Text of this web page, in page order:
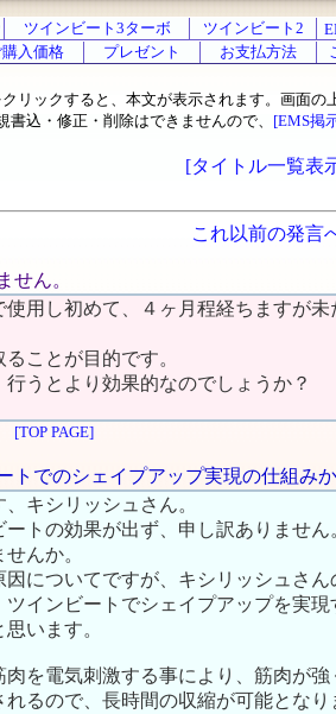
ツインビート3ターボ ツインビート2
購入価格
プレゼント お支払方法
リックすると、本文が表示されます。画面の
書込・修正・削除はできませんので、 [EMS掲
[タイトル一覧表
これ以前の発言
せん。
使用し初めて、４ヶ月程経ちますが
ことが目的です。
行うとより効果的なのでしょうか？
[TOP PAGE]
トでのシェイプアップ実現の仕組み
キシリッシュさん。
ートの効果が出ず、申し訳ありませ
んか。
因についてですが、キシリッシュさ
ツインビートでシェイプアップを実
います。
肉を電気刺激する事により、筋肉が
れるので、長時間の収縮が可能となり